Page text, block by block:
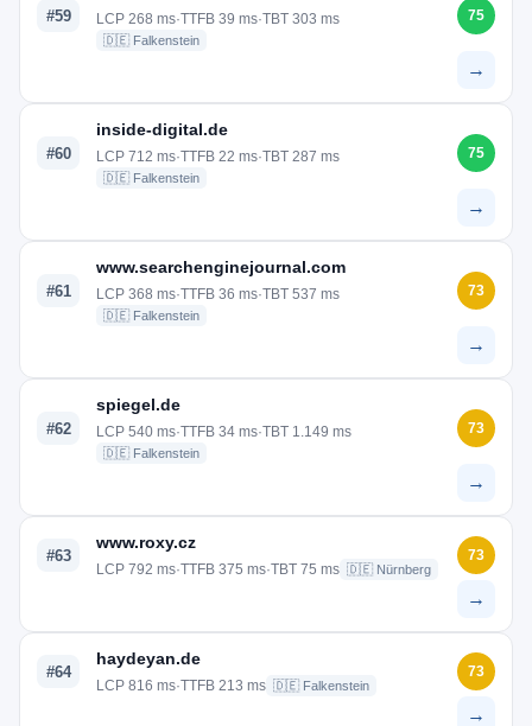
#59 LCP 268 ms·TTFB 39 ms·TBT 303 ms
🇩🇪 Falkenstein
75
→
#60
inside-digital.de
LCP 712 ms·TTFB 22 ms·TBT 287 ms
🇩🇪 Falkenstein
75
→
#61
www.searchenginejournal.com
LCP 368 ms·TTFB 36 ms·TBT 537 ms
🇩🇪 Falkenstein
73
→
#62
spiegel.de
LCP 540 ms·TTFB 34 ms·TBT 1.149 ms
🇩🇪 Falkenstein
73
→
#63
www.roxy.cz
LCP 792 ms·TTFB 375 ms·TBT 75 ms 🇩🇪 Nürnberg
73
→
#64
haydeyan.de
LCP 816 ms·TTFB 213 ms 🇩🇪 Falkenstein
73
→